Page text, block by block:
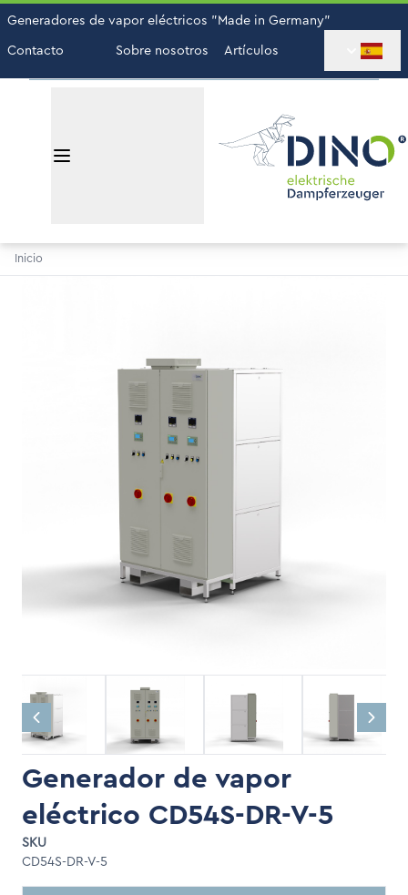
Generadores de vapor eléctricos "Made in Germany"
Contacto
Sobre nosotros Artículos
Inicio
Generador de vapor
eléctrico CD54S-DR-V-5
SKU
CD54S-DR-V-5